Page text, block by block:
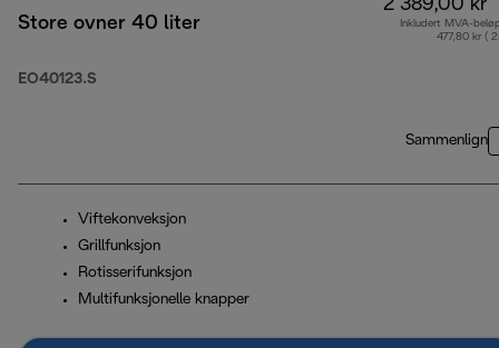
Store ovner 40 liter
EO40123.S
2 389,00 kr
Inkludert MVA-
477,80 kr (
Sammenlign
Viftekonveksjon
Grillfunksjon
Rotisserifunksjon
Multifunksjonelle knapper